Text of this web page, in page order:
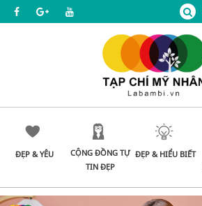
ĐẸP & YÊU
CỘNG ĐỒNG TỰ
TIN ĐẸP
ĐẸP & HIỂU BIẾT